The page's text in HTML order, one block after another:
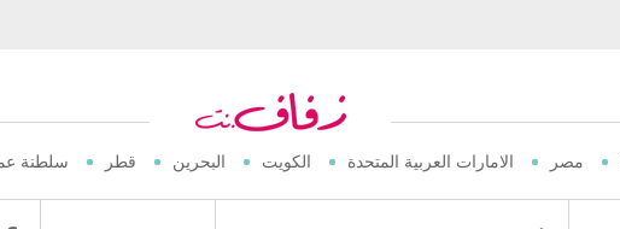
مصر الامارات العربية المتحدة الكويت البحرين قطر سلطنة